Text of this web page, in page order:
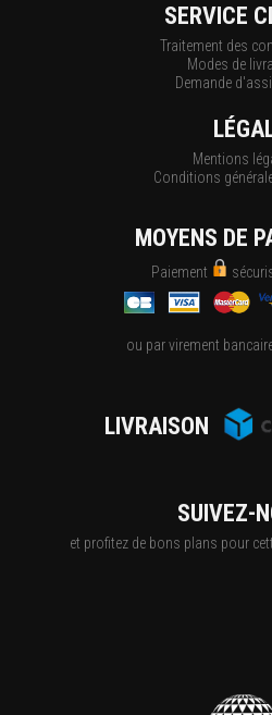
SERVICE
Traitement des
Modes de
Demande
Mentions
Conditions
MOYENS DE
Paiement
ou par virement
LIVRAISON
SUIVEZ-
et profitez de bons plans pour